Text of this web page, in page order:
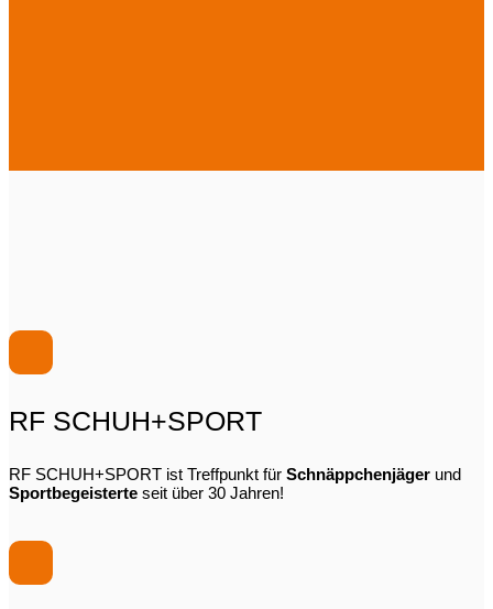
RF SCHUH+SPORT
RF SCHUH+SPORT ist Treffpunkt für Schnäppchenjäger und
Sportbegeisterte seit über 30 Jahren!